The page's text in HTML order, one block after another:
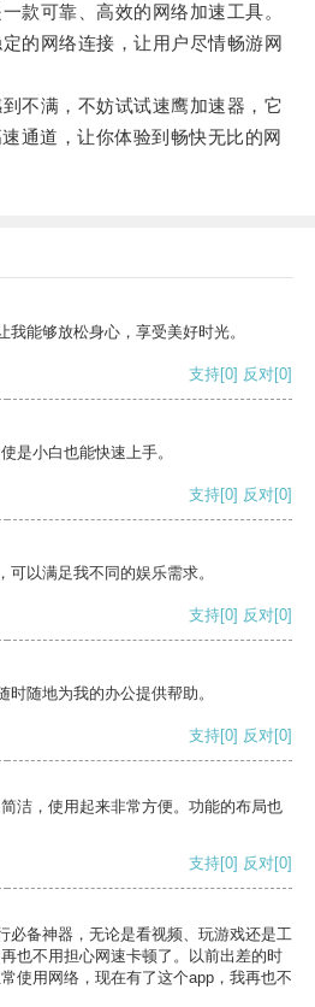
可靠、高效的网络加速工具。
网络连接，让用户尽情畅游网
满，不妨试试速鹰加速器，它
通道，让你体验到畅快无比的网
能够放松身心，享受美好时光。
支持[0] 反对[0]
是小白也能快速上手。
支持[0] 反对[0]
以满足我不同的娱乐需求。
支持[0] 反对[0]
随地为我的办公提供帮助。
支持[0] 反对[0]
洁，使用起来非常方便。功能的布局也
支持[0] 反对[0]
必备神器，无论是看视频、玩游戏还是工
也不用担心网速卡顿了。以前出差的时
使用网络，现在有了这个app，我再也不